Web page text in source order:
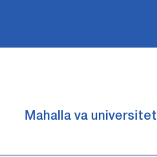
Mahalla va universitet